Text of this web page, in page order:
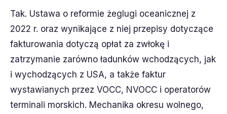
Tak. Ustawa o reformie żeglugi oceanicznej z
2022 r. oraz wynikające z niej przepisy dotyczące
fakturowania dotyczą opłat za zwłokę i
zatrzymanie zarówno ładunków wchodzących, jak
i wychodzących z USA, a także faktur
wystawianych przez VOCC, NVOCC i operatorów
terminali morskich. Mechanika okresu wolnego,